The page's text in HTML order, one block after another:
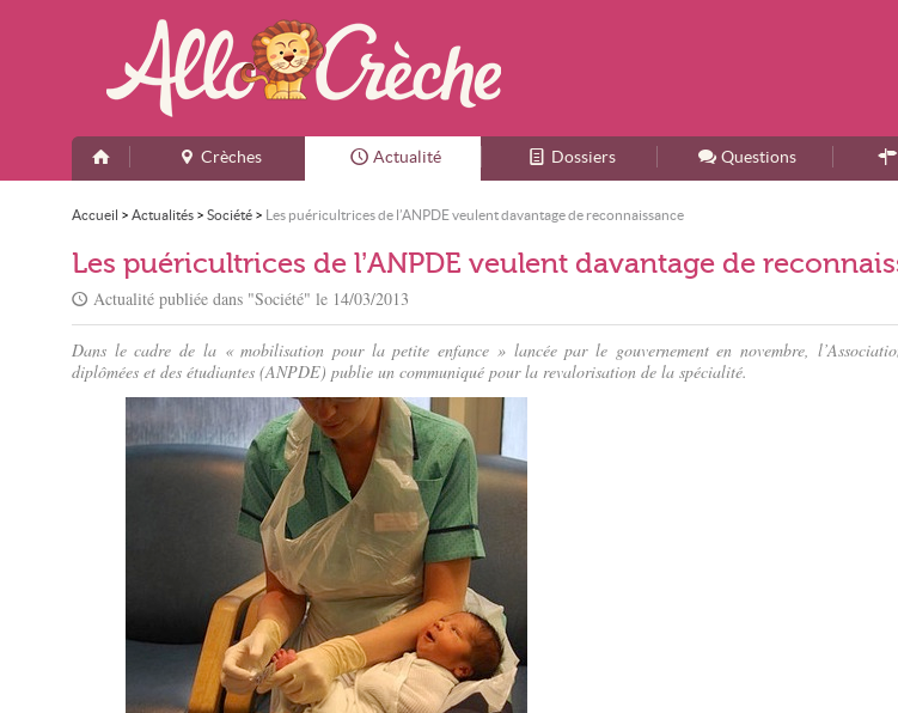
Accueil
Crèches Actualité Dossiers Questions
Accueil > Actualités > Société > Les puéricultrices de l’ANPDE veulent davantage de reconnaissance
Les puéricultrices de l’ANPDE veulent davantage de
Actualité publiée dans "Société" le 14/03/2013
Dans le cadre de la « mobilisation pour la petite enfance » lancée par le gouvernement en novembre,
diplômées et des étudiantes (ANPDE) publie un communiqué pour la revalorisation de la spécialité.